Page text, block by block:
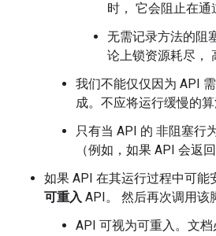
时， 它会阻止在通
无需记录方法的阻
论上锁资源耗尽，
我们不能仅仅因为 API
成。不应将运行缓慢的算
只有当 API 的 非阻塞行
（例如，如果 API 会返
如果 API 在其运行过程中可能
可重入 API。 然后再次调用该
API 可视为可重入。文